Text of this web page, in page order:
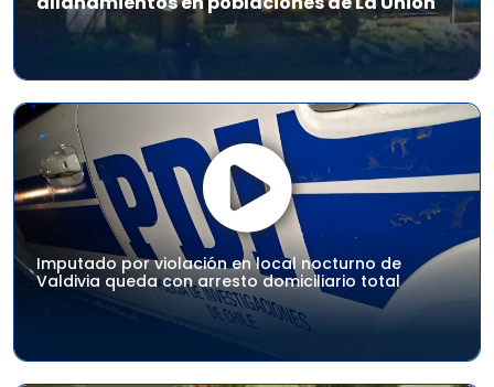
Imputado por violación en local nocturno de
Valdivia queda con arresto domiciliario total